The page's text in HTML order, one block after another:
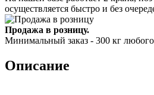
осуществляется быстро и без
Продажа в розницу.
Минимальный заказ - 300 кг любого
Описание